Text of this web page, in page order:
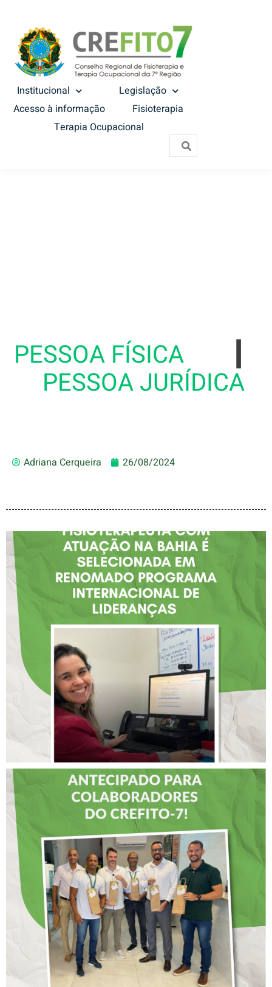
Institucional
Legislação
Acesso à informação
Fisioterapia
Terapia Ocupacional
PESSOA FÍSICA
PESSOA JURÍDICA
Adriana Cerqueira 26/08/2024
FISIOTERAPEUTA COM
ATUAÇÃO NA BAHIA É
SELECIONADA EM
RENOMADO PROGRAMA
INTERNACIONAL DE
LIDERANÇAS
DIA DOS PAIS É
ANTECIPADO PARA
COLABORADORES DO
CREFITO-7